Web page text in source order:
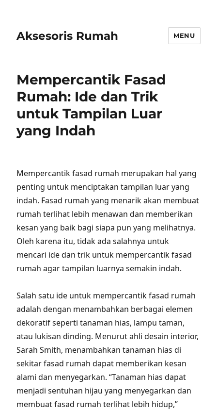
Aksesoris Rumah MENU
Mempercantik Fasad
Rumah: Ide dan Trik
untuk Tampilan Luar
yang Indah
Mempercantik fasad rumah merupakan hal yang
penting untuk menciptakan tampilan luar yang
indah. Fasad rumah yang menarik akan membuat
rumah terlihat lebih menawan dan memberikan
kesan yang baik bagi siapa pun yang melihatnya.
Oleh karena itu, tidak ada salahnya untuk
mencari ide dan trik untuk mempercantik fasad
rumah agar tampilan luarnya semakin indah.
Salah satu ide untuk mempercantik fasad rumah
adalah dengan menambahkan berbagai elemen
dekoratif seperti tanaman hias, lampu taman,
atau lukisan dinding. Menurut ahli desain interior,
Sarah Smith, menambahkan tanaman hias di
sekitar fasad rumah dapat memberikan kesan
alami dan menyegarkan. “Tanaman hias dapat
menjadi sentuhan hijau yang menyegarkan dan
membuat fasad rumah terlihat lebih hidup,”